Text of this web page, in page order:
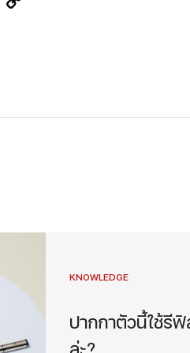
KNOWLEDGE
ปากกาตัวนี้ใช้รี